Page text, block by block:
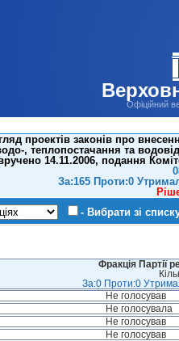
Офіційний
проектів законів про
, теплопостачання та
14.11.2006, подання
За:165 Проти:0
- Вибрати зі
Фракція Партії
За:0 Проти:0
Не голосував
Не голосувала
Не голосував
Не голосував